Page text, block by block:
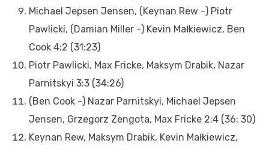
Michael Jepsen Jensen, (Keynan Rew -) Piotr
Pawlicki, (Damian Miller -) Kevin Małkiewicz, Ben
Cook 4:2 (31:23)
Piotr Pawlicki, Max Fricke, Maksym Drabik, Nazar
Parnitskyi 3:3 (34:26)
(Ben Cook -) Nazar Parnitskyi, Michael Jepsen
Jensen, Grzegorz Zengota, Max Fricke 2:4 (36: 30)
Keynan Rew, Maksym Drabik, Kevin Małkiewicz,